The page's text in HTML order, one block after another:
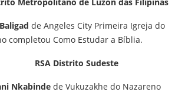
Metropolitano de Luzon das Filipinas
de Angeles City Primeira Igreja do
completou Como Estudar a Bíblia.
RSA Distrito Sudeste
Nkabinde de Vukuzakhe do Nazareno